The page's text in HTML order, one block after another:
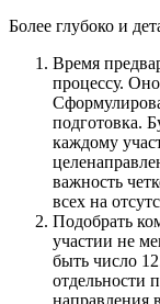
Более глубоко и
Время
процессу.
подготовка.
каждому
важность
всех на
Подобрать
участии не
быть число
отдельности